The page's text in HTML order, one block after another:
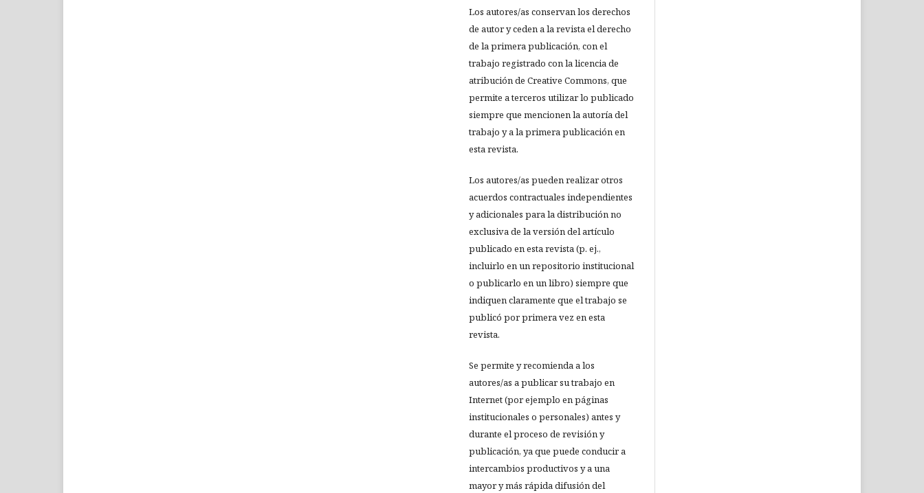
Los autores/as conservan los derechos
de autor y ceden a la revista el derecho
de la primera publicación, con el
trabajo registrado con la licencia de
atribución de Creative Commons, que
permite a terceros utilizar lo publicado
siempre que mencionen la autoría del
trabajo y a la primera publicación en
esta revista.
Los autores/as pueden realizar otros
acuerdos contractuales independientes
y adicionales para la distribución no
exclusiva de la versión del artículo
publicado en esta revista (p. ej.,
incluirlo en un repositorio institucional
o publicarlo en un libro) siempre que
indiquen claramente que el trabajo se
publicó por primera vez en esta
revista.
Se permite y recomienda a los
autores/as a publicar su trabajo en
Internet (por ejemplo en páginas
institucionales o personales) antes y
durante el proceso de revisión y
publicación, ya que puede conducir a
intercambios productivos y a una
mayor y más rápida difusión del